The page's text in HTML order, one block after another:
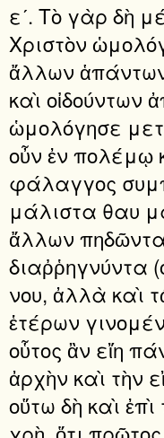
εʹ. Τὸ γὰρ δὴ
Χριστὸν
ἄλλων
καὶ οἰδούντων
ὡμολόγησε
οὖν ἐν πολέμῳ
φάλαγγος
μάλιστα θαυ
ἄλλων
διαῤῥηγνύντα
νου, ἀλλὰ καὶ
ἑτέρων
οὗτος ἂν εἴη
ἀρχὴν καὶ τὴν
οὕτω δὴ καὶ